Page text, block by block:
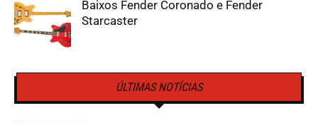
Baixos Fender Coronado e Fender
Starcaster
ÚLTIMAS NOTÍCIAS